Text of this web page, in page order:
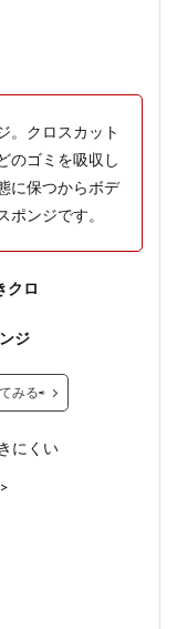
。クロスカット
のゴミを吸収し
に保つからボデ
ポンジです。
クロ
ジ
みる⇨
にくい